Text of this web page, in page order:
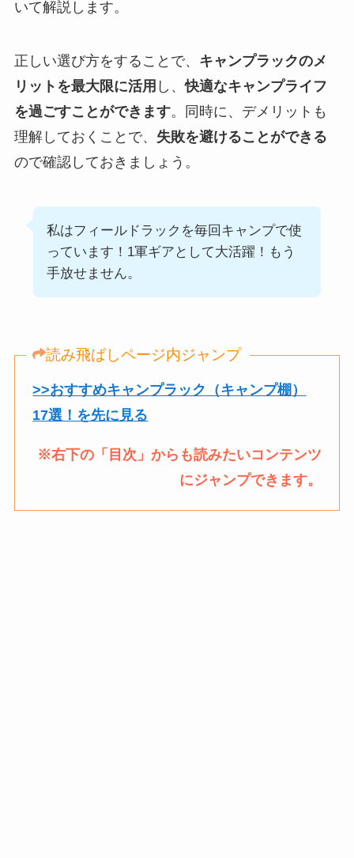
いて解説します。
正しい選び方をすることで、 キャンプラックのメ
リットを最大限に活用 し、快適なキャンプライフ
を過ごすことができます。同時に、デメリットも
理解しておくことで、 失敗を避けることができる
ので確認しておきましょう。
私はフィールドラックを毎回キャンプで使
っています！1軍ギアとして大活躍！もう
手放せません。
読み飛ばしページ内ジャンプ
>>おすすめキャンプラック（キャンプ棚）
17選！を先に見る
※右下の「目次」からも読みたいコンテンツ
にジャンプできます。